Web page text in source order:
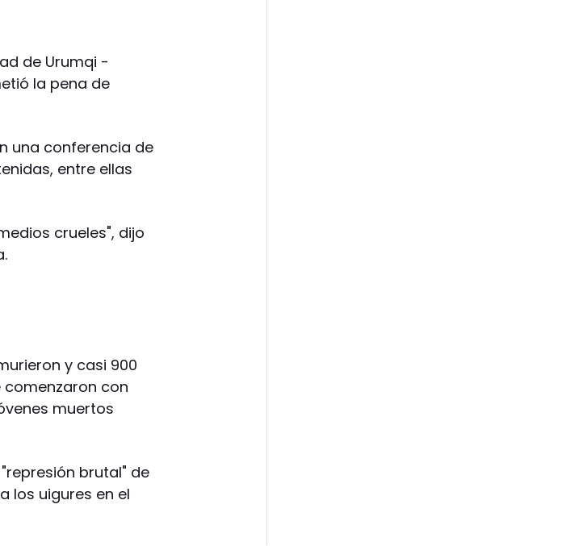
de Urumqi -
la pena de
una conferencia de
entre ellas
crueles", dijo
y casi 900
comenzaron con
muertos
brutal" de
los uigures en el